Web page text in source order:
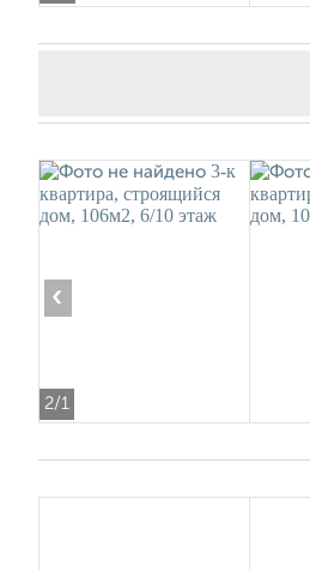
2/1
‹